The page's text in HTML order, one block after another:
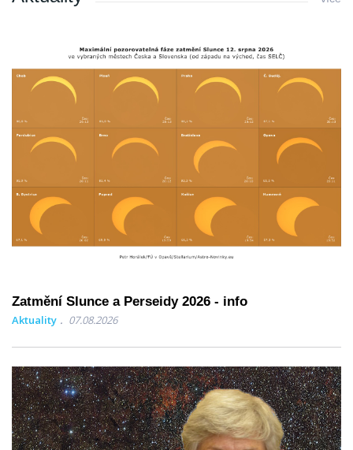
Zatmění Slunce a Perseidy 2026 - info
Aktuality 07.08.2026